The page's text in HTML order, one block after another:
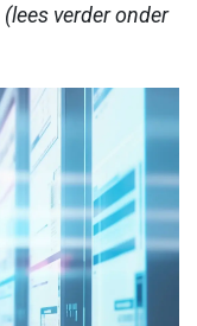
(lees verder onder